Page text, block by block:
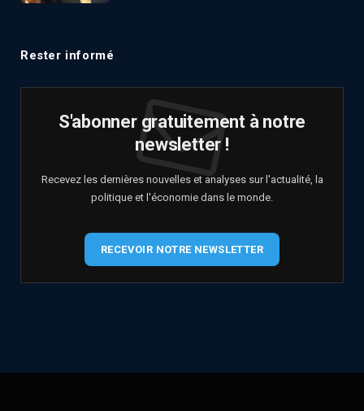
Rester informé
S'abonner gratuitement à notre
newsletter !
Recevez les dernières nouvelles et analyses sur l'actualité, la
politique et l'économie dans le monde.
RECEVOIR NOTRE NEWSLETTER